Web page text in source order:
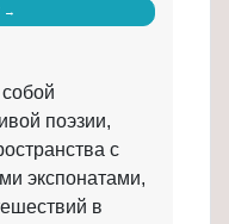
→
поэзии,
с
экспонатами,
в